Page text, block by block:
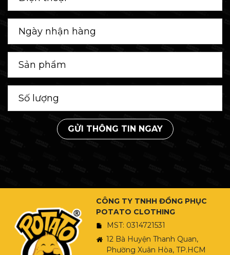
GỬI THÔNG TIN NGAY
CÔNG TY TNHH ĐỒNG PHỤC
POTATO CLOTHING
MST: 0314721531
12 Bà Huyện Thanh Quan,
Phường Xuân Hòa, TP.HCM